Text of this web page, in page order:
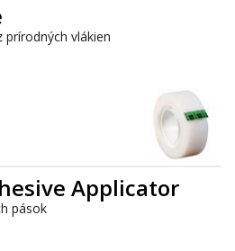
prírodných vlákien
Applicator
pások